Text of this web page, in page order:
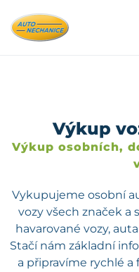
Výkup
Výkup osobních,
Vykupujeme osobní
vozy všech značek
havarované vozy,
Stačí nám základní
a připravíme rychlé